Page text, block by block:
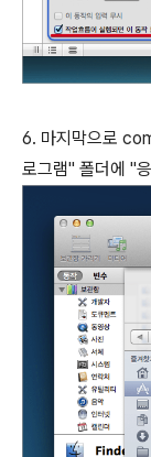
6. 마지막으로
로그램" 폴더에 "